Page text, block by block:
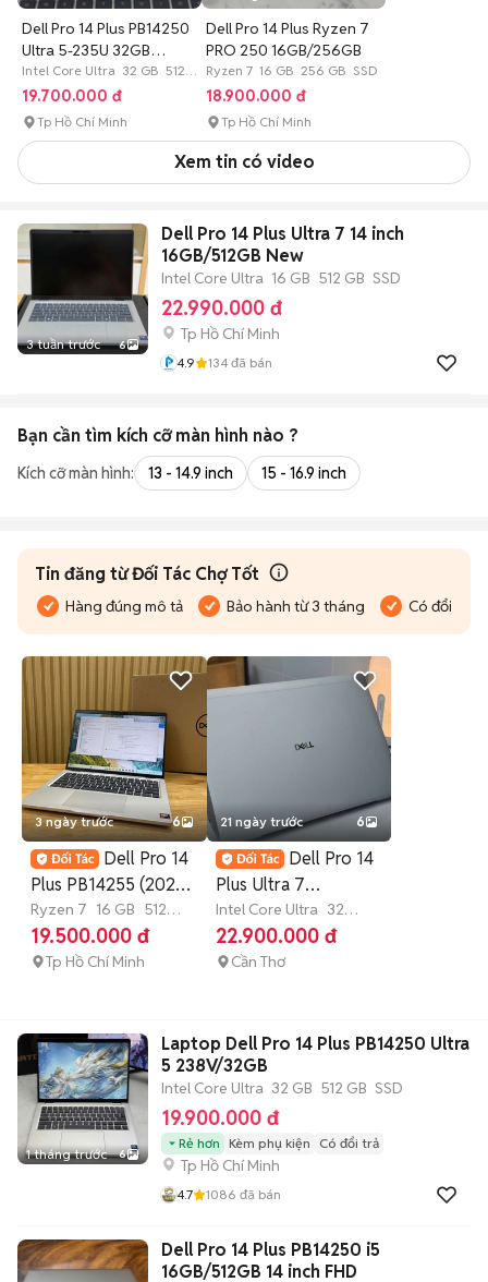
Dell Pro 14 Plus PB14250
Ultra 5-235U 32GB
512GB
Intel Core Ultra 32 GB 512
GB SSD
19.700.000 đ
Tp Hồ Chí Minh
Dell Pro 14 Plus Ryzen 7
PRO 250 16GB/256GB
Ryzen 7 16 GB 256 GB SSD
18.900.000 đ
Tp Hồ Chí Minh
Xem tin có video
3 tuần trước 6
Dell Pro 14 Plus Ultra 7 14 inch
16GB/512GB New
Intel Core Ultra 16 GB 512 GB SSD
22.990.000 đ
Tp Hồ Chí Minh
4.9 134 đã bán
Bạn cần tìm kích cỡ màn hình nào ?
Kích cỡ màn hình: 13 - 14.9 inch 15 - 16.9 inch
Tin đăng từ Đối Tác Chợ Tốt
Hàng đúng mô tả Bảo hành từ 3 tháng Có đổi trả
3 ngày trước 6
Dell Pro 14
Plus PB14255 (2025)
Ryzen 7 Pro 250w
Ryzen 7 16 GB 512
GB SSD
19.500.000 đ
Tp Hồ Chí Minh
21 ngày trước 6
Dell Pro 14
Plus Ultra 7
32GB/512GB
Intel Core Ultra 32
GB 512 GB SSD
22.900.000 đ
Cần Thơ
1 tháng trước 6
Laptop Dell Pro 14 Plus PB14250 Ultra
5 238V/32GB
Intel Core Ultra 32 GB 512 GB SSD
19.900.000 đ
Rẻ hơn Kèm phụ kiện Có đổi trả
Tp Hồ Chí Minh
4.7 1086 đã bán
Dell Pro 14 Plus PB14250 i5
16GB/512GB 14 inch FHD